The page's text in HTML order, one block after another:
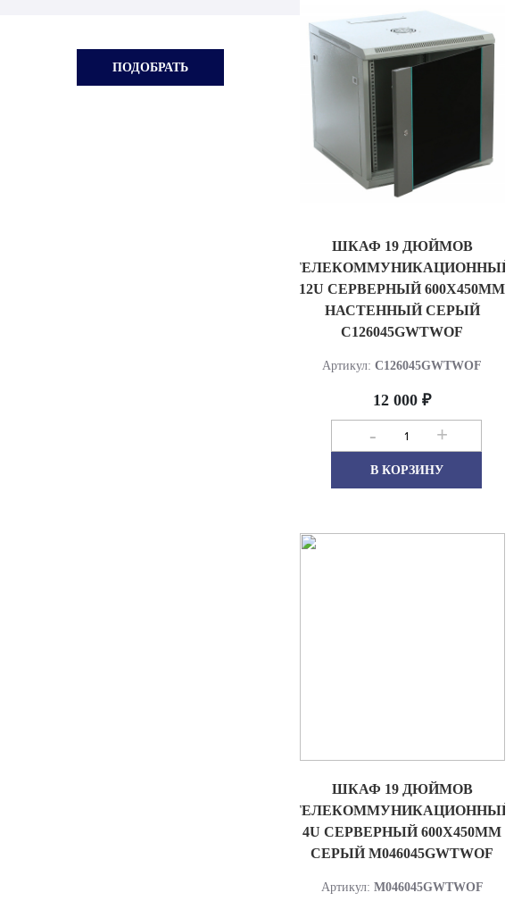
ШКАФ 19 ДЮЙМОВ
ТЕЛЕКОММУНИКАЦИОННЫЙ
12U СЕРВЕРНЫЙ 600Х450ММ
НАСТЕННЫЙ СЕРЫЙ
C126045GWTWOF
Артикул:C126045GWTWOF
12 000 ₽
В КОРЗИНУ
- +
ШКАФ 19 ДЮЙМОВ
ТЕЛЕКОММУНИКАЦИОННЫЙ
4U СЕРВЕРНЫЙ 600Х450ММ
СЕРЫЙ M046045GWTWOF
Артикул: M046045GWTWOF